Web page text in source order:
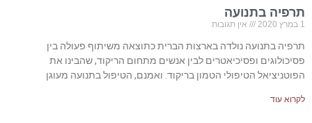
תרפיה בתנועה
1 במרץ 2020 אין תגובות
תרפיה בתנועה נולדה בארצות הברית כתוצאה משיתוף פעולה בין
פסיכולוגים ופסיכיאטרים לבין אנשים מתחום הריקוד, שהבינו את
הפוטניציאל הטיפולי הטמון בריקוד. ואמנם, הטיפול בתנועה מעוגן
לקרוא עוד